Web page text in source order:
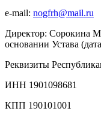
e-mail: nogfrh@mail.ru
Директор: Сорокина
основании Устава
Реквизиты
ИНН 1901098681
КПП 190101001